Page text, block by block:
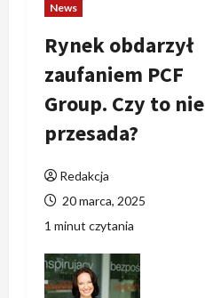
News
Rynek obdarzył
zaufaniem PCF
Group. Czy to nie
przesada?
Redakcja
20 marca, 2025
1 minut czytania